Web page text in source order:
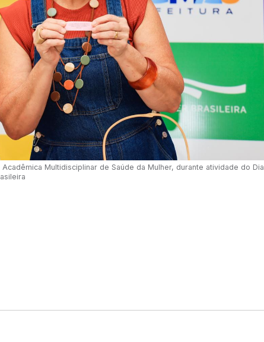
Multidisciplinar de Saúde da Mulher, durante atividade do Dia